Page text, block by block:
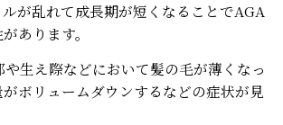
が乱れて成長期が短くなることでAGA
あります。
生え際などにおいて髪の毛が薄くなっ
ボリュームダウンするなどの症状が見